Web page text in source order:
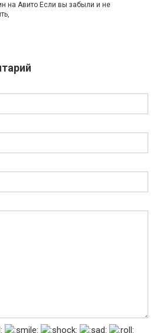
на Авито Если вы забыли и не